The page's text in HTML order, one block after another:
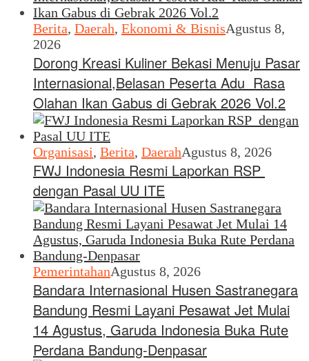
Berita, Daerah, Ekonomi & BisnisAgustus 8,
2026
Dorong Kreasi Kuliner Bekasi Menuju Pasar
Internasional,Belasan Peserta Adu Rasa
Olahan Ikan Gabus di Gebrak 2026 Vol.2
Organisasi, Berita, DaerahAgustus 8, 2026
FWJ Indonesia Resmi Laporkan RSP
dengan Pasal UU ITE
PemerintahanAgustus 8, 2026
Bandara Internasional Husen Sastranegara
Bandung Resmi Layani Pesawat Jet Mulai
14 Agustus, Garuda Indonesia Buka Rute
Perdana Bandung-Denpasar